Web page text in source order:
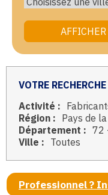
VOTRE
Activité :
Région : Pays de
Département : 72
Ville : Toutes
Professionnel ?